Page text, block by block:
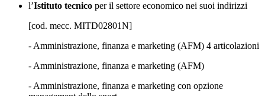
l’Istituto tecnico per il settore economico nei suoi indirizzi
[cod. mecc. MITD02801N]
- Amministrazione, finanza e marketing (AFM) 4 articolazioni
- Amministrazione, finanza e marketing (AFM)
- Amministrazione, finanza e marketing con opzione